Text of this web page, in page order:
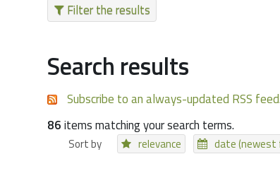
Filter the results
Search results
Subscribe to an always-updated RSS feed.
86items matching your search terms.
Sort by relevance date